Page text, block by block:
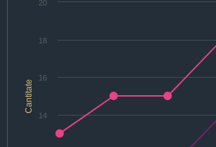
Cantitate
14
16
18
20